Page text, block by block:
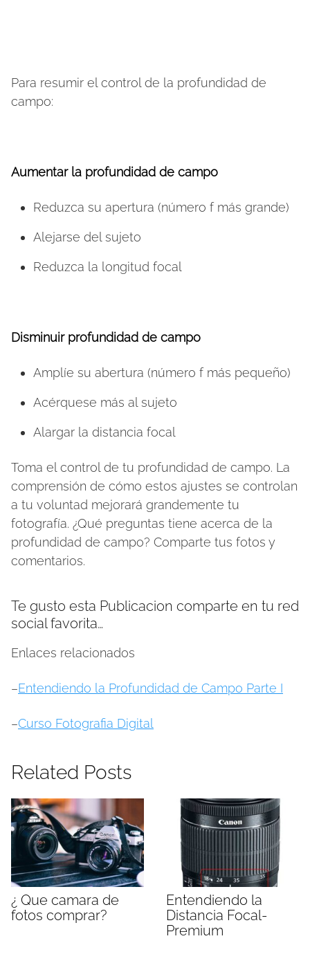
Para resumir el control de la profundidad de
campo:
Aumentar la profundidad de campo
Reduzca su apertura (número f más grande)
Alejarse del sujeto
Reduzca la longitud focal
Disminuir profundidad de campo
Amplíe su abertura (número f más pequeño)
Acérquese más al sujeto
Alargar la distancia focal
Toma el control de tu profundidad de campo. La
comprensión de cómo estos ajustes se controlan
a tu voluntad mejorará grandemente tu
fotografía. ¿Qué preguntas tiene acerca de la
profundidad de campo? Comparte tus fotos y
comentarios.
Te gusto esta Publicacion comparte en tu red
social favorita…
Enlaces relacionados
–Entendiendo la Profundidad de Campo Parte I
–Curso Fotografia Digital
Related Posts
¿ Que camara de
fotos comprar?
Entendiendo la
Distancia Focal-
Premium